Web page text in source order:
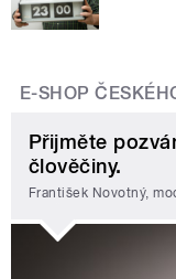
E-SHOP
Přijměte
člověčiny.
František Novotný,